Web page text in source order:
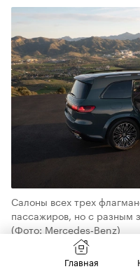
Салоны всех трех
пассажиров, но с разным
(Фото: Mercedes‑Benz)
Audi Q9: второй
Главная